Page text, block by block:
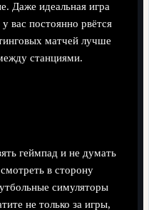
Даже идеальная игра
вас постоянно рвётся
матчей лучше
станциями.
геймпад и не думать
в сторону
симуляторы
не только за игры,